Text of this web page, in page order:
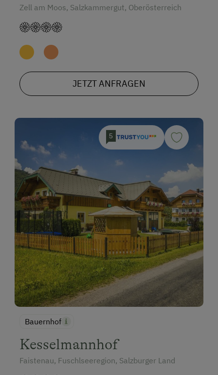
Zell am Moos, Salzkammergut, Oberösterreich
JETZT ANFRAGEN
5
Bauernhof
Kesselmannhof
Faistenau, Fuschlseeregion, Salzburger Land